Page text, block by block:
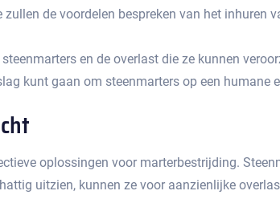
de voordelen bespreken van het inhuren
en de overlast die ze kunnen
kunt gaan om steenmarters op een humane
oplossingen voor marterbestrijding.​
uitzien, kunnen ze voor aanzienlijke